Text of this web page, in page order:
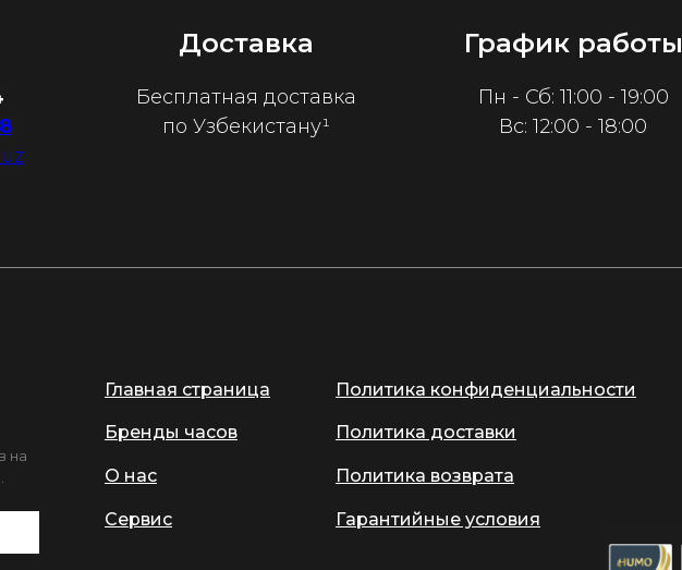
Доставка
Бесплатная доставка
по Узбекистану¹
График работы
Пн - Сб: 11:00 - 19:00
Вс: 12:00 - 18:00
Главная страница
Бренды часов
О нас
Сервис
на
Политика конфиденциальности
Политика доставки
Политика возврата
Гарантийные условия